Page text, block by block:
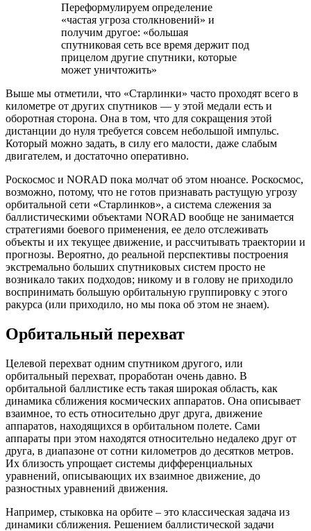
Переформулируем определение
«частая угроза столкновений» и
получим другое: «большая
спутниковая сеть все время держит под
прицелом другие спутники, которые
может уничтожить»
Выше мы отметили, что «Старлинки» часто проходят всего в
километре от других спутников — у этой медали есть и
оборотная сторона. Она в том, что для сокращения этой
дистанции до нуля требуется совсем небольшой импульс.
Который можно задать, в силу его малости, даже слабым
двигателем, и достаточно оперативно.
Роскосмос и NORAD пока молчат об этом нюансе. Роскосмос,
возможно, потому, что не готов признавать растущую угрозу
орбитальной сети «Старлинков», а система слежения за
баллистическими объектами NORAD вообще не занимается
стратегиями боевого применения, ее дело отслеживать
объекты и их текущее движение, и рассчитывать траектории и
прогнозы. Вероятно, до реальной перспективы построения
экстремально больших спутниковых систем просто не
возникало таких подходов; никому и в голову не приходило
воспринимать большую орбитальную группировку с этого
ракурса (или приходило, но мы пока об этом не знаем).
Орбитальный перехват
Целевой перехват одним спутником другого, или
орбитальный перехват, проработан очень давно. В
орбитальной баллистике есть такая широкая область, как
динамика сближения космических аппаратов. Она описывает
взаимное, то есть относительно друг друга, движение
аппаратов, находящихся в орбитальном полете. Сами
аппараты при этом находятся относительно недалеко друг от
друга, в диапазоне от сотни километров до десятков метров.
Их близость упрощает системы дифференциальных
уравнений, описывающих их взаимное движение, до
разностных уравнений движения.
Например, стыковка на орбите – это классическая задача из
динамики сближения. Решением баллистической задачи